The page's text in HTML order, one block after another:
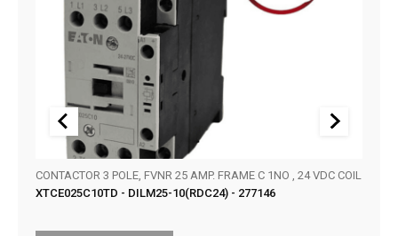
CONTACTOR 3 POLE, FVNR 25 AMP. FRAME C 1NO , 24 VDC COIL
XTCE025C10TD - DILM25-10(RDC24) - 277146